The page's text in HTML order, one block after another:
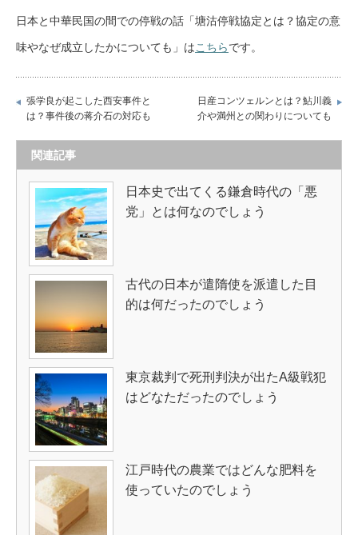
日本と中華民国の間での停戦の話「塘沽停戦協定とは？協定の意
味やなぜ成立したかについても」はこちらです。
張学良が起こした西安事件と
は？事件後の蒋介石の対応も
日産コンツェルンとは？鮎川義
介や満州との関わりについても
関連記事
日本史で出てくる鎌倉時代の「悪
党」とは何なのでしょう
古代の日本が遣隋使を派遣した目
的は何だったのでしょう
東京裁判で死刑判決が出たA級戦犯
はどなただったのでしょう
江戸時代の農業ではどんな肥料を
使っていたのでしょう